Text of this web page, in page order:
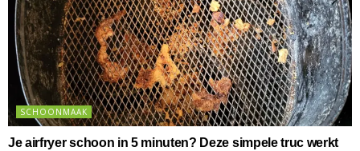
SCHOONMAAK
Je airfryer schoon in 5 minuten? Deze simpele truc werkt